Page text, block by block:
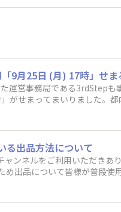
9月25日 (月) 17時」せま
運営事務局である3rdStepも
がせまってまいりました。
ます。eBayだけでなく越境
越境EC出品支援事業（2023
る出品方法について
ンネルをご利用いただきあ
出品について皆様が普段使
アンケート概要所要時間：3
ら抽選で10名様に Amazon
リシーに従い厳重に保管い